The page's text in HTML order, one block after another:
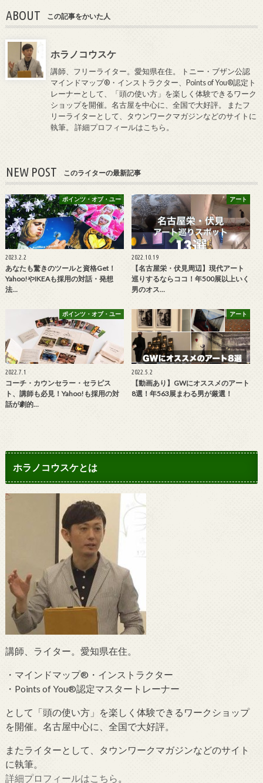
ABOUT この記事をかいた人
ホラノコウスケ
講師、フリーライター。愛知県在住。 トニー・ブザン公認
マインドマップ®・インストラクター、Points of You®認定ト
レーナーとして、「頭の使い方」を楽しく体験できるワーク
ショップを開催。名古屋を中心に、全国で大好評。 またフ
リーライターとして、タウンワークマガジンなどのサイトに
執筆。詳細プロフィールはこちら。
NEW POST このライターの最新記事
ポインツ・オブ・ユー
2023.2.2
あなたも驚きのツールと資格Get！
Yahoo!やIKEAも採用の対話・発想
法…
アート
2022.10.19
【名古屋栄・伏見周辺】現代アート
巡りするならココ！年500展以上いく
男のオス…
ポインツ・オブ・ユー
2022.7.1
コーチ・カウンセラー・セラピス
ト、講師も必見！Yahoo!も採用の対
話が劇的…
アート
2022.5.2
【動画あり】GWにオススメのアート
8選！年563展まわる男が厳選！
ホラノコウスケとは
講師、ライター。愛知県在住。
・マインドマップ®・インストラクター
・Points of You®認定マスタートレーナー
として「頭の使い方」を楽しく体験できるワークショップ
を開催。名古屋中心に、全国で大好評。
またライターとして、タウンワークマガジンなどのサイト
に執筆。
詳細プロフィールはこちら